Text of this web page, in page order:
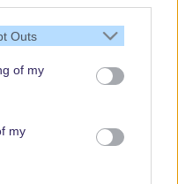
Outs
of my
my
„Chief Of….”) der
schon letzte Woche
zu verlassen,